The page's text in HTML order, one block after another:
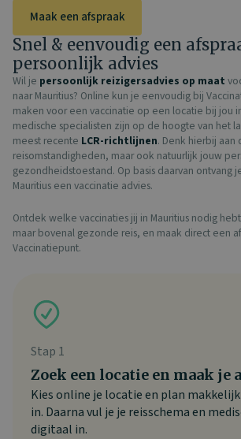
Maak een afspraak
Snel & eenvoudig een
persoonlijk advies
Wil je persoonlijk reizigersadvies op maat
naar Mauritius? Online kun je eenvoudig bij
maken voor een vaccinatie op een locatie bij jou
medische specialisten zijn op de hoogte van het
meest recente LCR-richtlijnen. Denk hierbij aan
reisomstandigheden, maar ook natuurlijk jouw
gezondheidstoestand. Op basis daarvan ontvang
Mauritius een vaccinatie advies.
Ontdek welke vaccinaties jij in Mauritius nodig
maar bovenal gezonde reis, en maak direct een
Vaccinatiepunt.
Stap 1
Zoek een locatie en maak je
Kies online je locatie en plan
in. Daarna vul je je reisschema en
digitaal in.